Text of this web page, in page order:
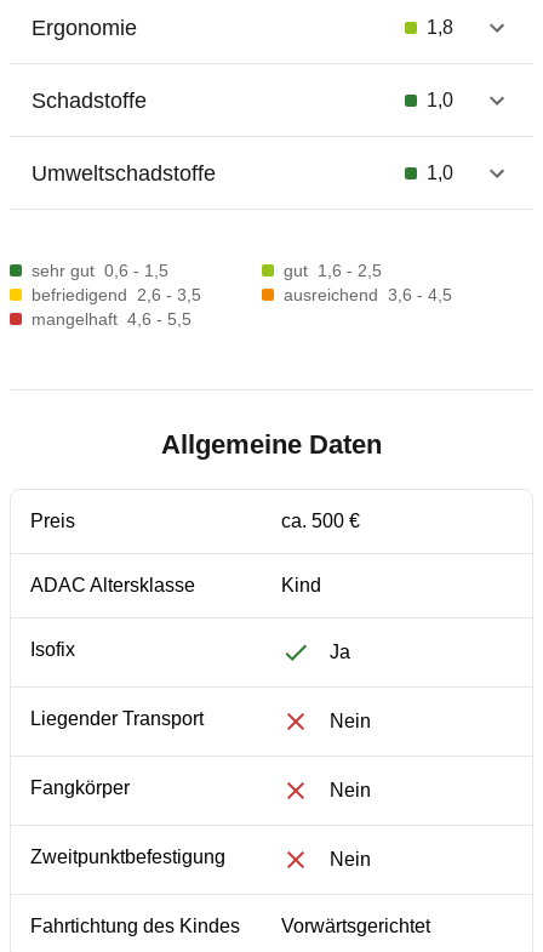
Ergonomie 1,8
Schadstoffe 1,0
Umweltschadstoffe 1,0
sehr gut 0,6 - 1,5 gut 1,6 - 2,5
befriedigend
2,6 - 3,5 ausreichend 3,6 - 4,5
mangelhaft 4,6 - 5,5
Allgemeine Daten
Preis ca. 500 €
ADAC Altersklasse Kind
Isofix Ja
Liegender Transport Nein
Fangkörper Nein
Zweitpunktbefestigung Nein
Fahrtichtung des Kindes Vorwärtsgerichtet